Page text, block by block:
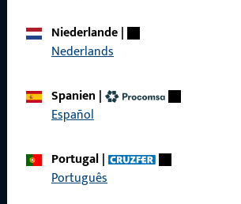
Niederlande|
Nederlands
Spanien |
Español
Portugal|
Português